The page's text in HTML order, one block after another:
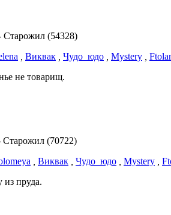
Старожил (54328)
, Виквак , Чудо_юдо , Mystery ,
не товарищ.
Старожил (70722)
, Виквак , Чудо_юдо , Mystery ,
из пруда.